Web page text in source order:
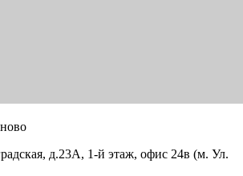
д.23А, 1-й этаж, офис 24в (м. Ул.